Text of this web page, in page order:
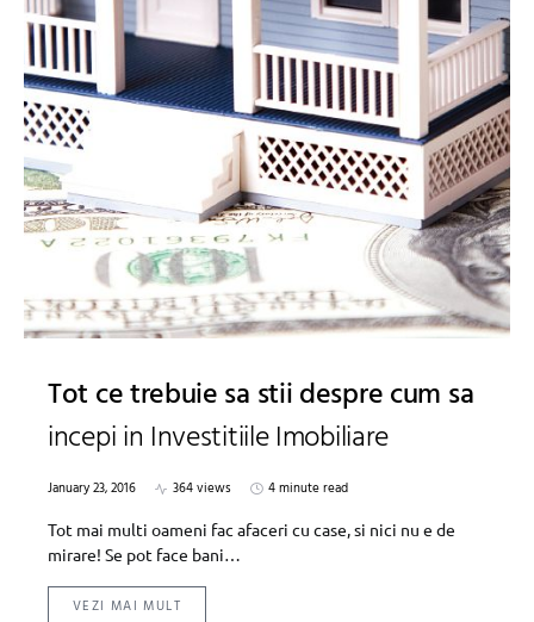
Tot ce trebuie sa stii despre cum sa
incepi in Investitiile Imobiliare
January 23, 2016 364 views
4 minute read
Tot mai multi oameni fac afaceri cu case, si nici nu e de
mirare! Se pot face bani…
VEZI MAI MULT